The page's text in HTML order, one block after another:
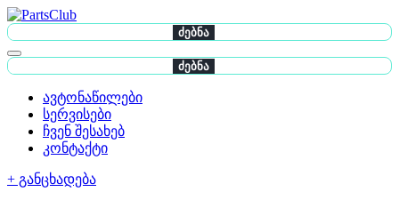
ძებნა
ძებნა
ავტონაწილები
სერვისები
ჩვენ შესახებ
კონტაქტი
+ განცხადება